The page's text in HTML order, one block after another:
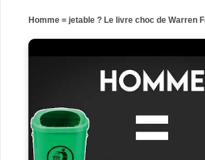
Homme = jetable ? Le livre choc de Warren